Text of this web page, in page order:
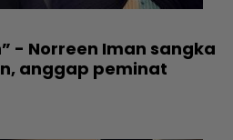
- Norreen Iman sangka
anggap peminat